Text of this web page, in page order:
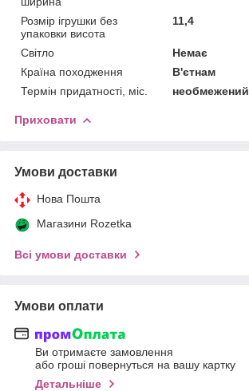
Розмір ігрушки без
упаковки висота
11,4
Світло
Немає
Країна походження
В'єтнам
Термін придатності, міс.
необмежений
Приховати
Умови доставки
Нова Пошта
Магазини Rozetka
Всі умови доставки
Умови оплати
Ви отримаєте замовлення
або гроші повернуться на вашу картку
Детальніше